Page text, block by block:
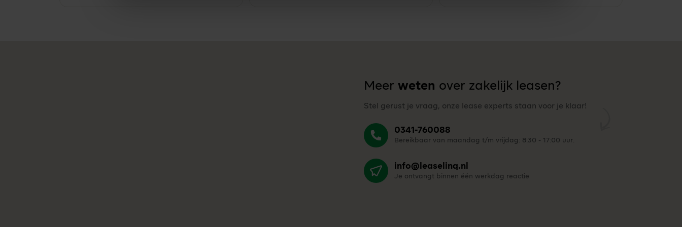
Meer weten over zakelijk leasen?
Stel gerust je vraag, onze lease experts staan voor je klaar!
0341-760088
Bereikbaar van maandag t/m vrijdag: 8:30 - 17:00 uur.
info@leaselinq.nl
Je ontvangt binnen één werkdag reactie